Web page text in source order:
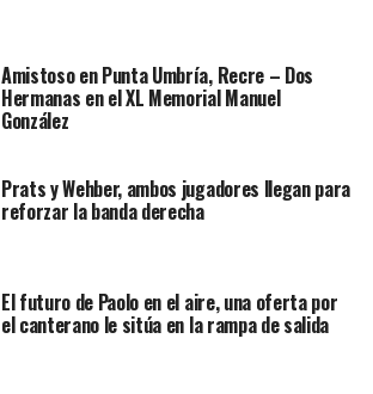
Amistoso en Punta Umbría, Recre – Dos
Hermanas en el XL Memorial Manuel
González
Prats y Wehber, ambos jugadores llegan para
reforzar la banda derecha
El futuro de Paolo en el aire, una oferta por
el canterano le sitúa en la rampa de salida